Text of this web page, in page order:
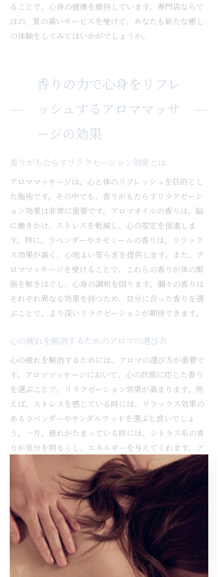
ることで、心身の健康を維持しています。専門店ならで
はの、質の高いサービスを受けて、あなたも新たな癒し
の体験をしてみてはいかがでしょうか。
香りの力で心身をリフレ
ッシュするアロママッサ
ージの効果
香りがもたらすリラクゼーション効果とは
アロママッサージは、心と体のリフレッシュを目的とし
た施術です。その中でも、香りがもたらすリラクゼーシ
ョン効果は非常に重要です。アロマオイルの香りは、脳
に働きかけ、ストレスを軽減し、心の安定を促進しま
す。特に、ラベンダーやカモミールの香りは、リラック
ス効果が高く、心地よい安らぎを提供します。また、ア
ロママッサージを受けることで、これらの香りが体の緊
張を解きほぐし、心身の調和を図ります。個々の香りは
それぞれ異なる効果を持つため、自分に合った香りを選
ぶことで、より深いリラクゼーションが期待できます。
心の疲れを解消するためのアロマの選び方
心の疲れを解消するためには、アロマの選び方が重要で
す。アロママッサージにおいて、心の状態に応じた香り
を選ぶことで、リラクゼーション効果が高まります。例
えば、ストレスを感じている時には、リラックス効果の
あるラベンダーやサンダルウッドを選ぶと良いでしょ
う。一方、疲れがたまっている時には、シトラス系の香
りが気分を明るくし、エネルギーを与えてくれます。ア
ロマオイルの香りの選択肢は豊富で、自分の気分に合わ
せて選ぶことで、より効果的に心の疲れを癒すことがで
きます。香りの力を上手に活用し、癒しの時間を楽しん
でみてください。
アロママッサージで免疫力を高める
アロママッサージは、心と体を癒すだけでなく、免疫力
を高める効果も持っています。特定のアロマオイルには